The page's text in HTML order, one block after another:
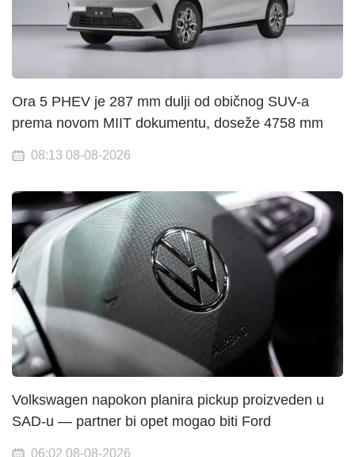
Ora 5 PHEV je 287 mm dulji od običnog SUV-a
prema novom MIIT dokumentu, doseže 4758 mm
08:13 08-08-2026
Volkswagen napokon planira pickup proizveden u
SAD-u — partner bi opet mogao biti Ford
06:02 08-08-2026